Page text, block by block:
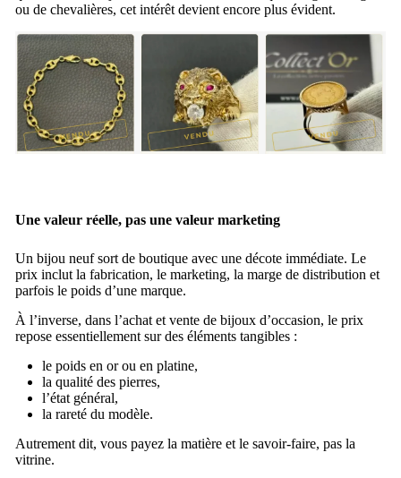
ou de chevalières, cet intérêt devient encore plus évident.
Une valeur réelle, pas une valeur marketing
Un bijou neuf sort de boutique avec une décote immédiate. Le
prix inclut la fabrication, le marketing, la marge de distribution et
parfois le poids d’une marque.
À l’inverse, dans l’achat et vente de bijoux d’occasion, le prix
repose essentiellement sur des éléments tangibles :
le poids en or ou en platine,
la qualité des pierres,
l’état général,
la rareté du modèle.
Autrement dit, vous payez la matière et le savoir-faire, pas la
vitrine.